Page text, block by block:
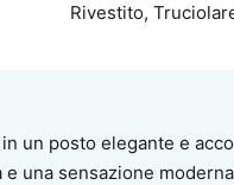
Rivestito,
un posto elegante e
una sensazione